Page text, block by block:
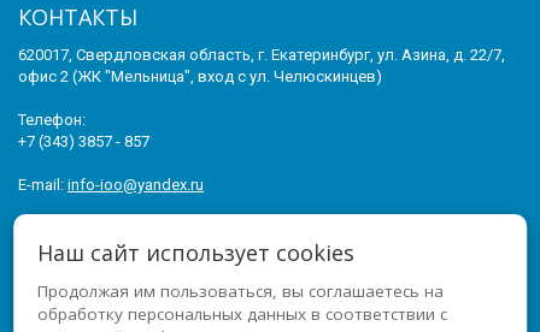
КОНТАКТЫ
620017, Свердловская область, г. Екатеринбург, ул. Азина, д. 22/7,
офис 2 (ЖК "Мельница", вход с ул. Челюскинцев)
Телефон:
+7 (343) 3857 - 857
E-mail: info-ioo@yandex.ru
ПРАВА ЗАЩИЩЕНЫ.
МЫ В СОЦСЕТЯХ
Наш сайт использует cookies
Продолжая им пользоваться, вы соглашаетесь на
обработку персональных данных в соответствии с